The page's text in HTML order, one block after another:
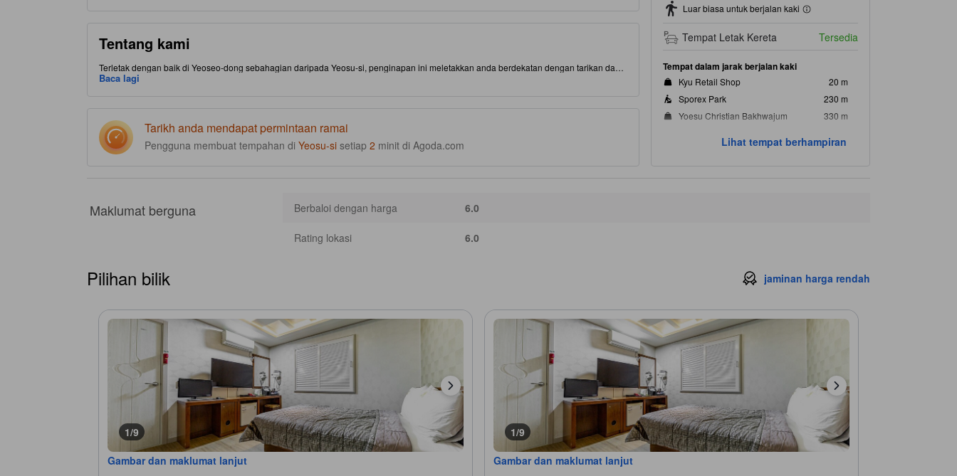
Tentang kami
Terletak dengan baik di Yeoseo-dong sebahagian daripada Yeosu-si, penginapan ini meletakkan anda berdekatan dengan tarikan dan
pilihan tempat makan yang menarik.
Baca lagi
Tarikh anda mendapat permintaan ramai
Pengguna membuat tempahan di Yeosu-si setiap 2 minit di Agoda.com
Luar biasa untuk berjalan kaki
Tempat Letak Kereta Tersedia
Tempat dalam jarak berjalan kaki
Kyu Retail Shop
20 m
Sporex Park
230 m
Yoesu Christian Bakhwajum
330 m
21 Segiyeonhap Clinic
60 m
Lihat tempat berhampiran
Maklumat berguna Berbaloi dengan harga 6.0
Rating lokasi 6.0
Pilihan bilik jaminan harga rendah
1/9
Gambar dan maklumat lanjut
1/9
Gambar dan maklumat lanjut